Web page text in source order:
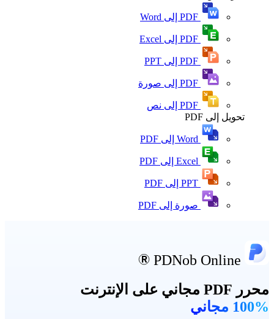
PDF إلى Word
PDF إلى Excel
PDF إلى PPT
PDF إلى صورة
PDF إلى نص
تحويل إلى PDF
Word إلى PDF
Excel إلى PDF
PPT إلى PDF
صورة إلى PDF
محرر PDF مجاني على الإنترنت
100% مجاني